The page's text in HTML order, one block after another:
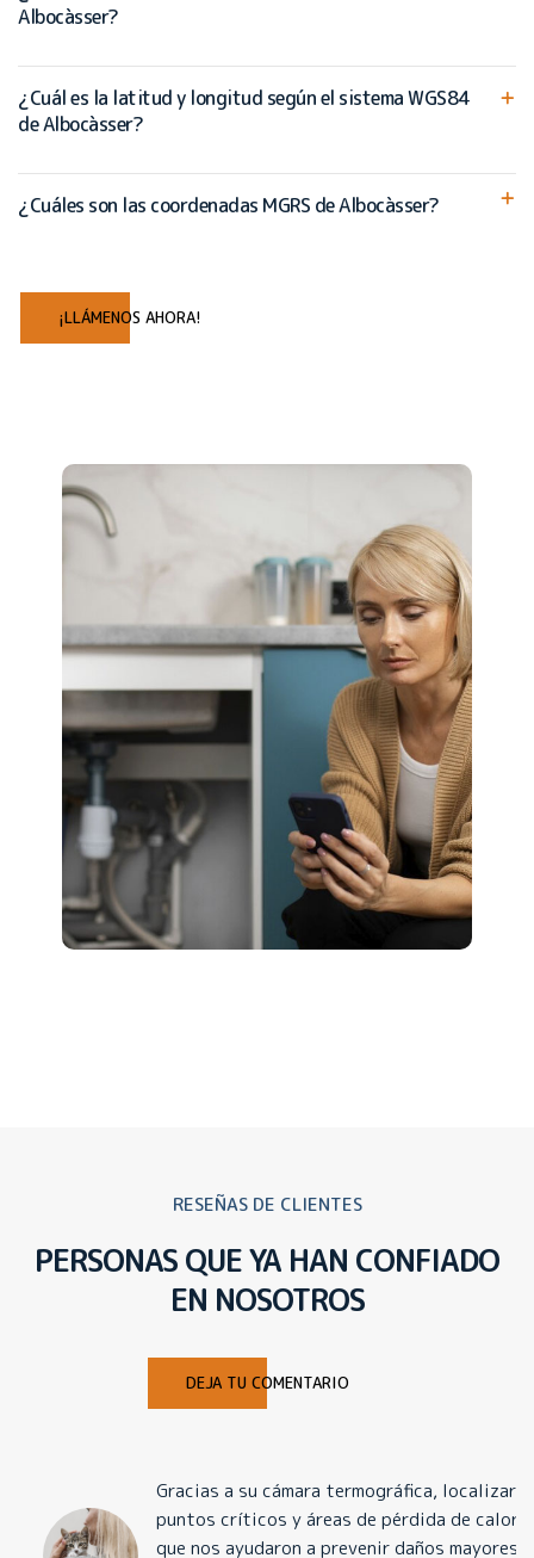
Albocàsser?
¿Cuál es la latitud y longitud según el sistema WGS84
de Albocàsser?
¿Cuáles son las coordenadas MGRS de Albocàsser?
¡LLÁMENOS AHORA!
RESEÑAS DE CLIENTES
PERSONAS QUE YA HAN CONFIADO
EN NOSOTROS
DEJA TU COMENTARIO
Gracias a su cámara termográfica, localizaron
puntos críticos y áreas de pérdida de calor
que nos ayudaron a prevenir daños mayores.